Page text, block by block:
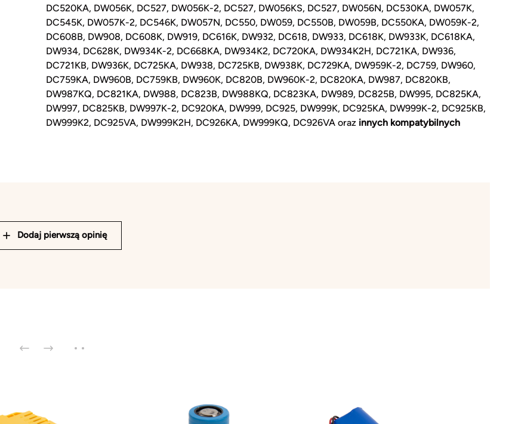
DC520KA, DW056K, DC527, DW056K-2, DC527, DW056KS, DC527, DW056N, DC530KA, DW057K,
DC545K, DW057K-2, DC546K, DW057N, DC550, DW059, DC550B, DW059B, DC550KA, DW059K-2,
DC608B, DW908, DC608K, DW919, DC616K, DW932, DC618, DW933, DC618K, DW933K, DC618KA,
DW934, DC628K, DW934K-2, DC668KA, DW934K2, DC720KA, DW934K2H, DC721KA, DW936,
DC721KB, DW936K, DC725KA, DW938, DC725KB, DW938K, DC729KA, DW959K-2, DC759, DW960,
DC759KA, DW960B, DC759KB, DW960K, DC820B, DW960K-2, DC820KA, DW987, DC820KB,
DW987KQ, DC821KA, DW988, DC823B, DW988KQ, DC823KA, DW989, DC825B, DW995, DC825KA,
DW997, DC825KB, DW997K-2, DC920KA, DW999, DC925, DW999K, DC925KA, DW999K-2, DC925KB,
DW999K2, DC925VA, DW999K2H, DC926KA, DW999KQ, DC926VA oraz innych kompatybilnych
Dodaj pierwszą opinię